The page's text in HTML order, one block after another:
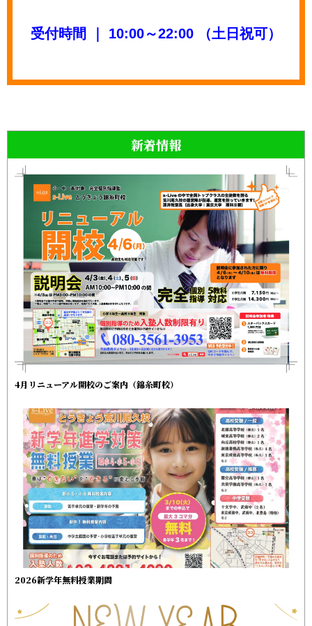
受付時間 ｜ 10:00～22:00 （土日祝可）
新着情報
4月リニューアル開校のご案内（錦糸町校）
2026新学年無料授業期間